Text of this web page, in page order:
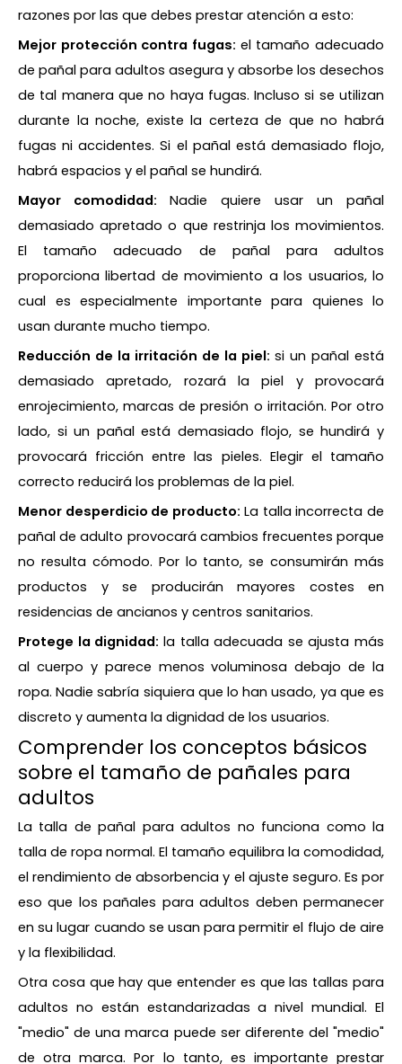
razones por las que debes prestar atención a esto:
Mejor protección contra fugas: el tamaño adecuado
de pañal para adultos asegura y absorbe los desechos
de tal manera que no haya fugas. Incluso si se utilizan
durante la noche, existe la certeza de que no habrá
fugas ni accidentes. Si el pañal está demasiado flojo,
habrá espacios y el pañal se hundirá.
Mayor comodidad: Nadie quiere usar un pañal
demasiado apretado o que restrinja los movimientos.
El tamaño adecuado de pañal para adultos
proporciona libertad de movimiento a los usuarios, lo
cual es especialmente importante para quienes lo
usan durante mucho tiempo.
Reducción de la irritación de la piel: si un pañal está
demasiado apretado, rozará la piel y provocará
enrojecimiento, marcas de presión o irritación. Por otro
lado, si un pañal está demasiado flojo, se hundirá y
provocará fricción entre las pieles. Elegir el tamaño
correcto reducirá los problemas de la piel.
Menor desperdicio de producto: La talla incorrecta de
pañal de adulto provocará cambios frecuentes porque
no resulta cómodo. Por lo tanto, se consumirán más
productos y se producirán mayores costes en
residencias de ancianos y centros sanitarios.
Protege la dignidad: la talla adecuada se ajusta más
al cuerpo y parece menos voluminosa debajo de la
ropa. Nadie sabría siquiera que lo han usado, ya que es
discreto y aumenta la dignidad de los usuarios.
Comprender los conceptos básicos
sobre el tamaño de pañales para
adultos
La talla de pañal para adultos no funciona como la
talla de ropa normal. El tamaño equilibra la comodidad,
el rendimiento de absorbencia y el ajuste seguro. Es por
eso que los pañales para adultos deben permanecer
en su lugar cuando se usan para permitir el flujo de aire
y la flexibilidad.
Otra cosa que hay que entender es que las tallas para
adultos no están estandarizadas a nivel mundial. El
"medio" de una marca puede ser diferente del "medio"
de otra marca. Por lo tanto, es importante prestar